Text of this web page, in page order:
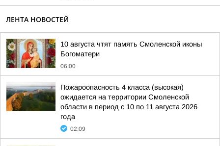
ЛЕНТА НОВОСТЕЙ
10 августа чтят память Смоленской иконы
Богоматери
06:00
Пожароопасность 4 класса (высокая)
ожидается на территории Смоленской
области в период с 10 по 11 августа 2026
года
02:09